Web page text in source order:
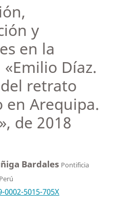
y
en la
Díaz.
retrato
Arequipa.
de 2018
Bardales Pontificia
5015-705X